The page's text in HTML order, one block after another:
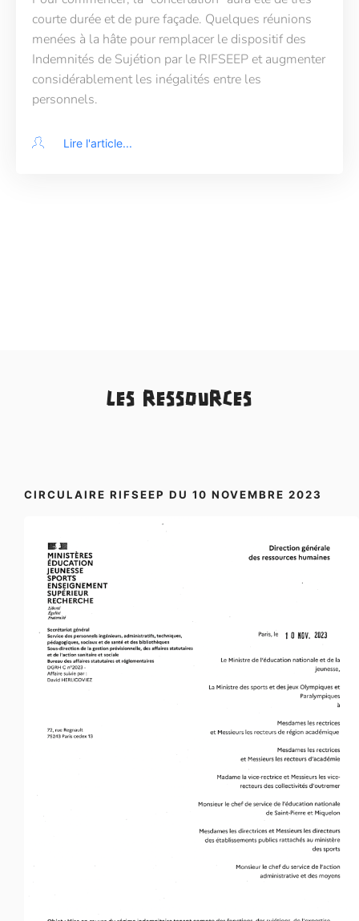
courte durée et de pure façade. Quelques réunions
menées à la hâte pour remplacer le dispositif des
Indemnités de Sujétion par le RIFSEEP et augmenter
considérablement les inégalités entre les
personnels.
Lire l'article...
LES RESSOURCES
CIRCULAIRE RIFSEEP DU 10 NOVEMBRE 2023